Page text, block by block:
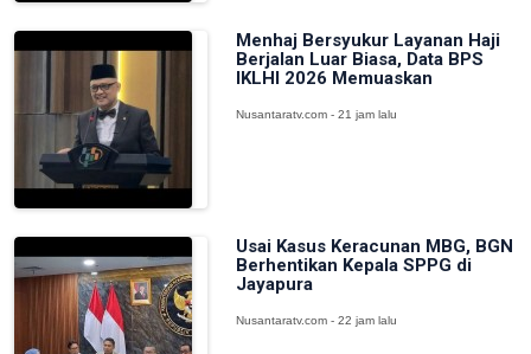
Menhaj Bersyukur Layanan Haji
Berjalan Luar Biasa, Data BPS
IKLHI 2026 Memuaskan
Nusantaratv.com - 21 jam lalu
Usai Kasus Keracunan MBG, BGN
Berhentikan Kepala SPPG di
Jayapura
Nusantaratv.com - 22 jam lalu